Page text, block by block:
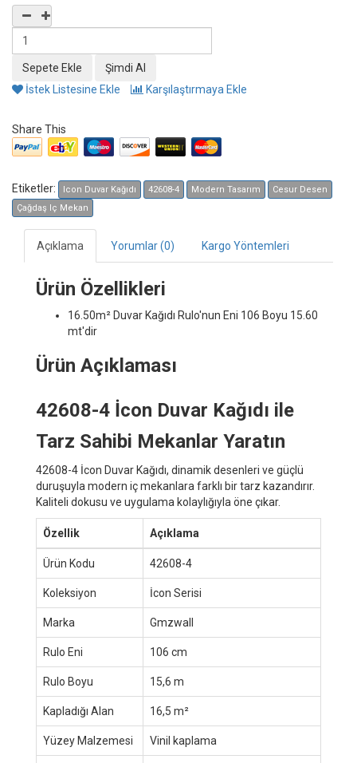
İstek Listesine Ekle Karşılaştırmaya Ekle
Share This
Etiketler: Icon Duvar Kağıdı 42608-4 Modern Tasarım
Cesur Desen
Çağdaş Iç Mekan
Açıklama Yorumlar (0) Kargo Yöntemleri
Ürün Özellikleri
16.50m² Duvar Kağıdı Rulo'nun Eni 106 Boyu 15.60
mt'dir
Ürün Açıklaması
42608-4 İcon Duvar Kağıdı ile
Tarz Sahibi Mekanlar Yaratın
42608-4 İcon Duvar Kağıdı, dinamik desenleri ve güçlü
duruşuyla modern iç mekanlara farklı bir tarz kazandırır.
Kaliteli dokusu ve uygulama kolaylığıyla öne çıkar.
Özellik Açıklama
Ürün Kodu 42608-4
Koleksiyon İcon Serisi
Marka Gmzwall
Rulo Eni 106 cm
Rulo Boyu 15,6 m
Kapladığı Alan 16,5 m²
Yüzey Malzemesi Vinil kaplama